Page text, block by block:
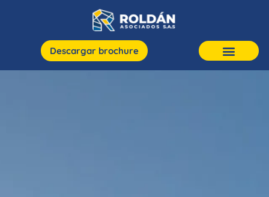
Descargar brochure